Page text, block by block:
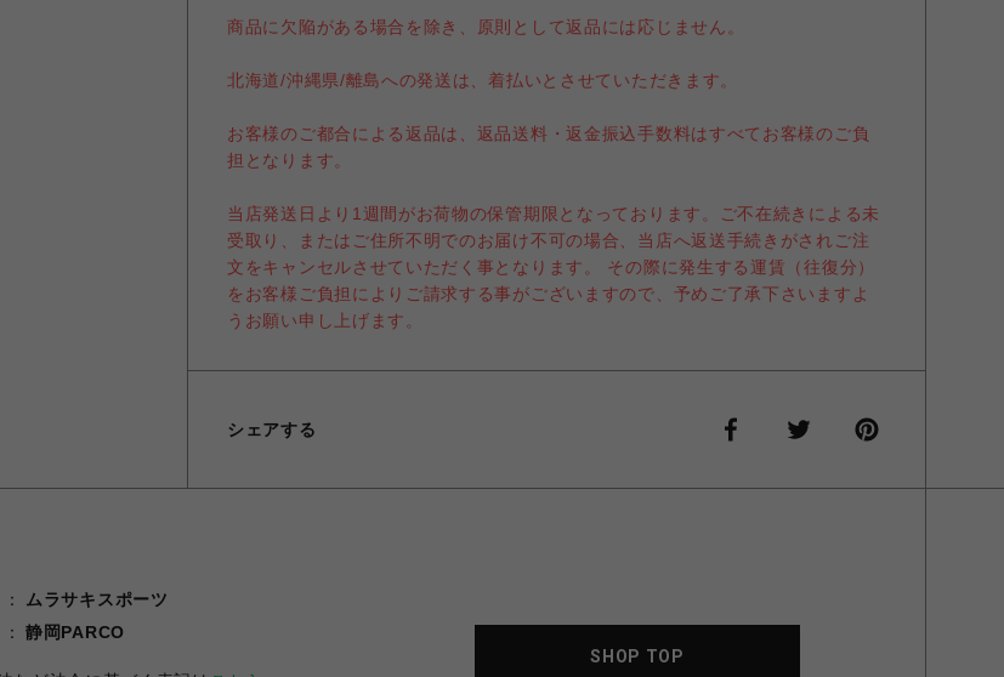
商品に欠陥がある場合を除き、原則として返品には応じません。
北海道/沖縄県/離島への発送は、着払いとさせていただきます。
お客様のご都合による返品は、返品送料・返金振込手数料はすべてお客様のご負
担となります。
当店発送日より1週間がお荷物の保管期限となっております。ご不在続きによる未
受取り、またはご住所不明でのお届け不可の場合、当店へ返送手続きがされご注
文をキャンセルさせていただく事となります。 その際に発生する運賃（往復分）
をお客様ご負担によりご請求する事がございますので、予めご了承下さいますよ
うお願い申し上げます。
シェアする
ムラサキスポーツ
静岡PARCO
SHOP TOP